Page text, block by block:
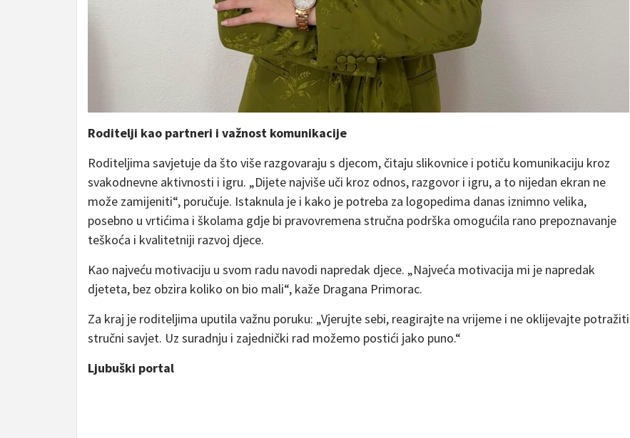
Roditelji kao partneri i važnost komunikacije
Roditeljima savjetuje da što više razgovaraju s djecom, čitaju slikovnice i potiču komunikaciju kroz
svakodnevne aktivnosti i igru. „Dijete najviše uči kroz odnos, razgovor i igru, a to nijedan ekran ne
može zamijeniti“, poručuje. Istaknula je i kako je potreba za logopedima danas iznimno velika,
posebno u vrtićima i školama gdje bi pravovremena stručna podrška omogućila rano prepoznavanje
teškoća i kvalitetniji razvoj djece.
Kao najveću motivaciju u svom radu navodi napredak djece. „Najveća motivacija mi je napredak
djeteta, bez obzira koliko on bio mali“, kaže Dragana Primorac.
Za kraj je roditeljima uputila važnu poruku: „Vjerujte sebi, reagirajte na vrijeme i ne oklijevajte potražiti
stručni savjet. Uz suradnju i zajednički rad možemo postići jako puno.“
Ljubuški portal